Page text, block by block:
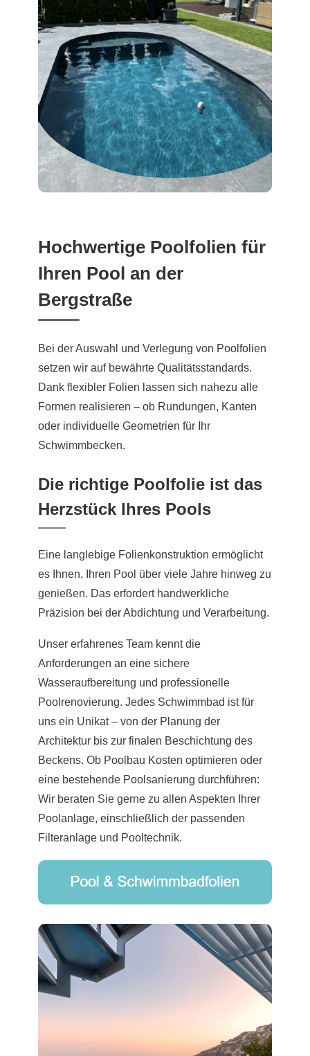
Hochwertige Poolfolien für
Ihren Pool an der
Bergstraße
Bei der Auswahl und Verlegung von Poolfolien
setzen wir auf bewährte Qualitätsstandards.
Dank flexibler Folien lassen sich nahezu alle
Formen realisieren – ob Rundungen, Kanten
oder individuelle Geometrien für Ihr
Schwimmbecken.
Die richtige Poolfolie ist das
Herzstück Ihres Pools
Eine langlebige Folienkonstruktion ermöglicht
es Ihnen, Ihren Pool über viele Jahre hinweg zu
genießen. Das erfordert handwerkliche
Präzision bei der Abdichtung und Verarbeitung.
Unser erfahrenes Team kennt die
Anforderungen an eine sichere
Wasseraufbereitung und professionelle
Poolrenovierung. Jedes Schwimmbad ist für
uns ein Unikat – von der Planung der
Architektur bis zur finalen Beschichtung des
Beckens. Ob Poolbau Kosten optimieren oder
eine bestehende Poolsanierung durchführen:
Wir beraten Sie gerne zu allen Aspekten Ihrer
Poolanlage, einschließlich der passenden
Filteranlage und Pooltechnik.